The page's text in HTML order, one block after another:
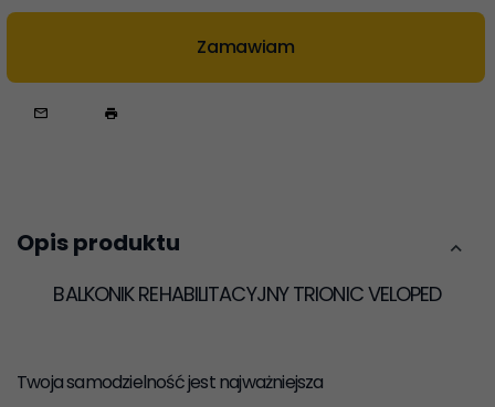
Zamawiam
Opis produktu
BALKONIK REHABILITACYJNY TRIONIC VELOPED
Twoja samodzielność jest najważniejsza